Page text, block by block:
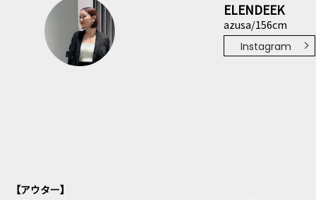
ELENDEEK
azusa/156cm
Instagram
【アウター】